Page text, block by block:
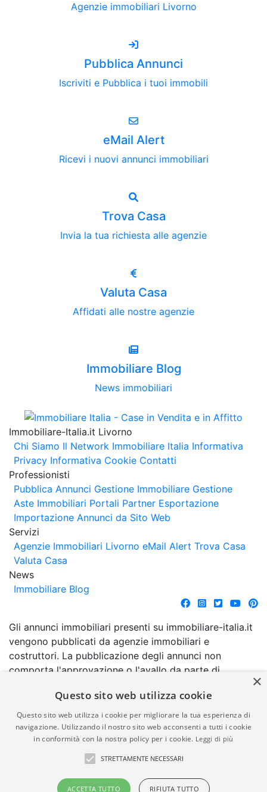
Agenzie immobiliari Livorno
Pubblica Annunci
Iscriviti e Pubblica i tuoi immobili
eMail Alert
Ricevi i nuovi annunci immobiliari
Trova Casa
Invia la tua richiesta alle agenzie
Valuta Casa
Affidati alle nostre agenzie
Immobiliare Blog
News immobiliari
Immobiliare-Italia.it Livorno
Chi Siamo Il Network Immobiliare Italia Informativa
Privacy Informativa Cookie Contatti
Professionisti
Pubblica Annunci Gestione Immobiliare Gestione
Aste Immobiliari Portali Partner Esportazione
Importazione Annunci da Sito Web
Servizi
Agenzie Immobiliari Livorno eMail Alert Trova Casa
Valuta Casa
News
Immobiliare Blog
Gli annunci immobiliari presenti su immobiliare-italia.it
vengono pubblicati da agenzie immobiliari e
costruttori. La pubblicazione degli annunci non
comporta l'approvazione o l'avallo da parte di
garanzia da parte di quest'ultima. immobiliare-italia.it
quindi non è responsabile della veridicità, della
correttezza, della completezza, della normativa in
materia di privacy e/o di alcun altro aspetto dei
suddetti annunci.
© Copyright 2007 - 2026
Powered by
×
Questo sito web utilizza cookie
Questo sito web utilizza i cookie per migliorare la tua esperienza di
navigazione. Utilizzando il nostro sito web acconsenti a tutti i cookie
in conformità con la nostra policy per i cookie. Leggi di più
STRETTAMENTE NECESSARI
ACCETTA TUTTO RIFIUTA TUTTO